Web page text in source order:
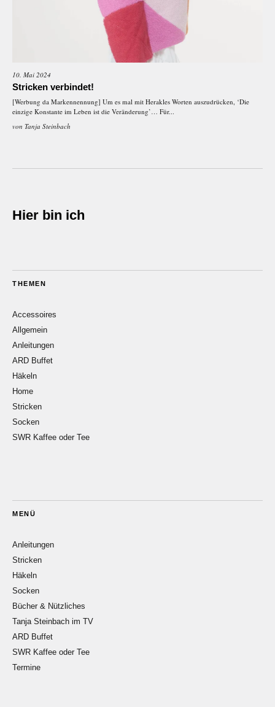
10. Mai 2024
Stricken verbindet!
[Werbung da Markennennung] Um es mal mit Herakles Worten auszudrücken, ‘Die
einzige Konstante im Leben ist die Veränderung’… Für...
von Tanja Steinbach
Hier bin ich
THEMEN
Accessoires
Allgemein
Anleitungen
ARD Buffet
Häkeln
Home
Stricken
Socken
SWR Kaffee oder Tee
MENÜ
Anleitungen
Stricken
Häkeln
Socken
Bücher & Nützliches
Tanja Steinbach im TV
ARD Buffet
SWR Kaffee oder Tee
Termine